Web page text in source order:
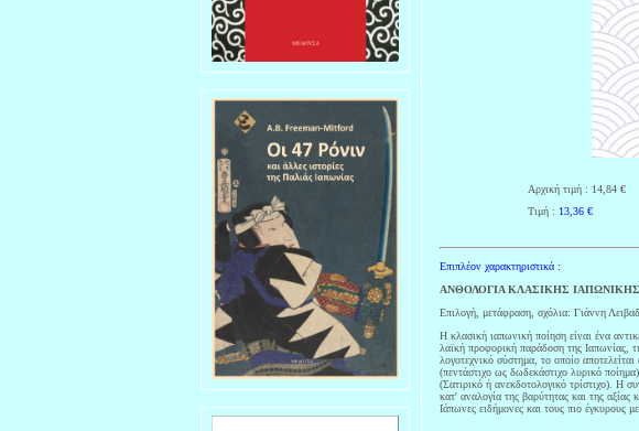
Αρχική τιμή : 14,84 €
Τιμή : 13,36 €
Επιπλέον χαρακτηριστικά :
ΑΝΘΟΛΟΓΙΑ ΚΛΑΣΙΚΗΣ
Επιλογή, μετάφραση, σχόλια: Γιάννη
Η κλασική ιαπωνική ποίηση είναι ένα
λαϊκή προφορική παράδοση της Ιαπωνίας,
λογοτεχνικό σύστημα, το οποίο
(πεντάστιχο ως δωδεκάστιχο λυρικό
(Σατιρικό ή ανεκδοτολογικό τρίστιχο). Η
κατ' αναλογία της βαρύτητας και της αξίας
Ιάπωνες ειδήμονες και τους πιο έγκυρους